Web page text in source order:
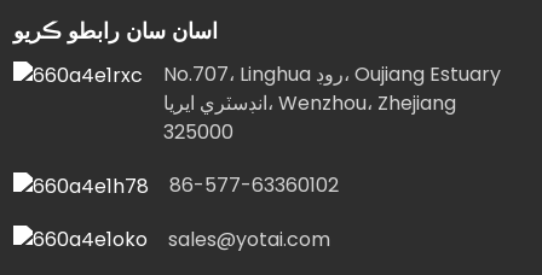
اسان سان رابطو ڪريو
No.707، Linghua روڊ، Oujiang Estuary
انڊسٽري ايريا، Wenzhou، Zhejiang
325000
86-577-63360102
sales@yotai.com